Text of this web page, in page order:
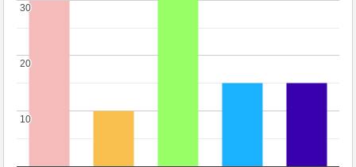
10
10
20
20
30
30